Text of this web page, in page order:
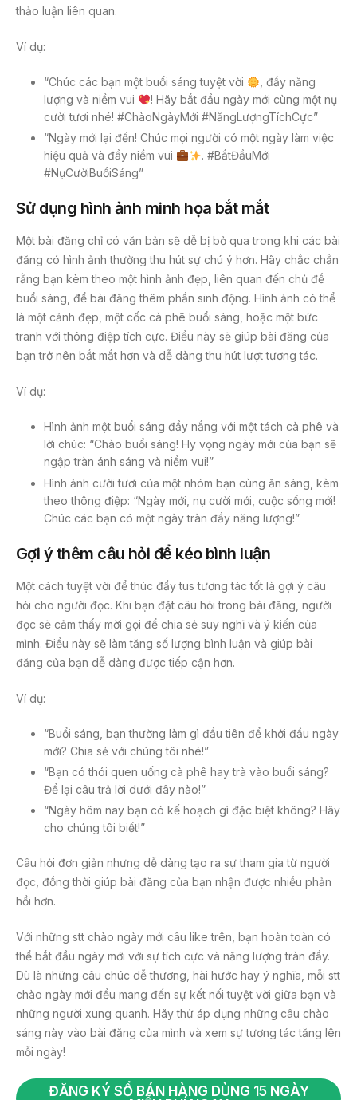
thảo luận liên quan.
Ví dụ:
“Chúc các bạn một buổi sáng tuyệt vời
, đầy năng
lượng và niềm vui
! Hãy bắt đầu ngày mới cùng một nụ
cười tươi nhé! #ChàoNgàyMới #NăngLượngTíchCực”
“Ngày mới lại đến! Chúc mọi người có một ngày làm việc
hiệu quả và đầy niềm vui
. #BắtĐầuMới
#NụCườiBuổiSáng”
Sử dụng hình ảnh minh họa bắt mắt
Một bài đăng chỉ có văn bản sẽ dễ bị bỏ qua trong khi các bài
đăng có hình ảnh thường thu hút sự chú ý hơn. Hãy chắc chắn
rằng bạn kèm theo một hình ảnh đẹp, liên quan đến chủ đề
buổi sáng, để bài đăng thêm phần sinh động. Hình ảnh có thể
là một cảnh đẹp, một cốc cà phê buổi sáng, hoặc một bức
tranh với thông điệp tích cực. Điều này sẽ giúp bài đăng của
bạn trở nên bắt mắt hơn và dễ dàng thu hút lượt tương tác.
Ví dụ:
Hình ảnh một buổi sáng đầy nắng với một tách cà phê và
lời chúc: “Chào buổi sáng! Hy vọng ngày mới của bạn sẽ
ngập tràn ánh sáng và niềm vui!”
Hình ảnh cười tươi của một nhóm bạn cùng ăn sáng, kèm
theo thông điệp: “Ngày mới, nụ cười mới, cuộc sống mới!
Chúc các bạn có một ngày tràn đầy năng lượng!”
Gợi ý thêm câu hỏi để kéo bình luận
Một cách tuyệt vời để thúc đẩy tus tương tác tốt là gợi ý câu
hỏi cho người đọc. Khi bạn đặt câu hỏi trong bài đăng, người
đọc sẽ cảm thấy mời gọi để chia sẻ suy nghĩ và ý kiến của
mình. Điều này sẽ làm tăng số lượng bình luận và giúp bài
đăng của bạn dễ dàng được tiếp cận hơn.
Ví dụ:
“Buổi sáng, bạn thường làm gì đầu tiên để khởi đầu ngày
mới? Chia sẻ với chúng tôi nhé!”
“Bạn có thói quen uống cà phê hay trà vào buổi sáng?
Để lại câu trả lời dưới đây nào!”
“Ngày hôm nay bạn có kế hoạch gì đặc biệt không? Hãy
cho chúng tôi biết!”
Câu hỏi đơn giản nhưng dễ dàng tạo ra sự tham gia từ người
đọc, đồng thời giúp bài đăng của bạn nhận được nhiều phản
hồi hơn.
Với những stt chào ngày mới câu like trên, bạn hoàn toàn có
thể bắt đầu ngày mới với sự tích cực và năng lượng tràn đầy.
Dù là những câu chúc dễ thương, hài hước hay ý nghĩa, mỗi stt
chào ngày mới đều mang đến sự kết nối tuyệt vời giữa bạn và
những người xung quanh. Hãy thử áp dụng những câu chào
sáng này vào bài đăng của mình và xem sự tương tác tăng lên
mỗi ngày!
ĐĂNG KÝ SỔ BÁN HÀNG DÙNG 15 NGÀY